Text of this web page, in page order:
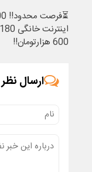
600 هزارتومان!!
ارسال نظر